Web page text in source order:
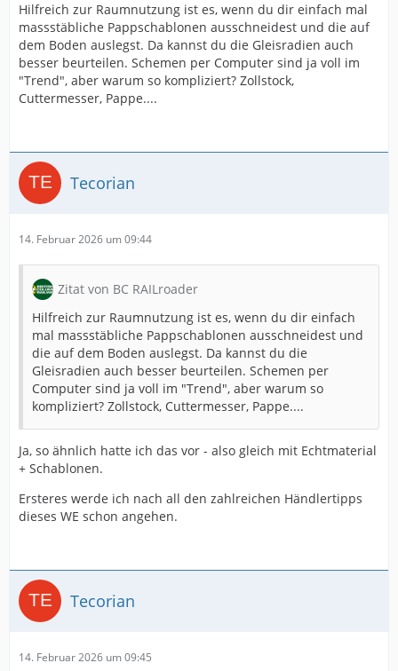
Hilfreich zur Raumnutzung ist es, wenn du dir einfach mal
massstäbliche Pappschablonen ausschneidest und die auf
dem Boden auslegst. Da kannst du die Gleisradien auch
besser beurteilen. Schemen per Computer sind ja voll im
"Trend", aber warum so kompliziert? Zollstock,
Cuttermesser, Pappe....
Tecorian
14. Februar 2026 um 09:44
Zitat von BC RAILroader
Hilfreich zur Raumnutzung ist es, wenn du dir einfach
mal massstäbliche Pappschablonen ausschneidest und
die auf dem Boden auslegst. Da kannst du die
Gleisradien auch besser beurteilen. Schemen per
Computer sind ja voll im "Trend", aber warum so
kompliziert? Zollstock, Cuttermesser, Pappe....
Ja, so ähnlich hatte ich das vor - also gleich mit Echtmaterial
+ Schablonen.
Ersteres werde ich nach all den zahlreichen Händlertipps
dieses WE schon angehen.
Tecorian
14. Februar 2026 um 09:45